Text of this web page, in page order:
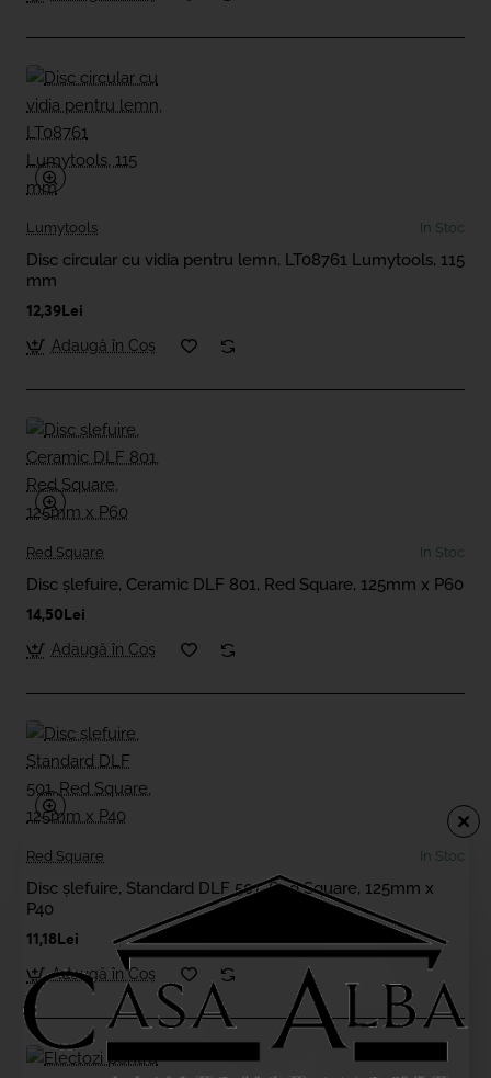
Lumytools In Stoc
Disc circular cu vidia pentru lemn, LT08761 Lumytools, 115
mm
12,39Lei
Adaugă în Coş
Red Square In Stoc
Disc șlefuire, Ceramic DLF 801, Red Square, 125mm x P60
14,50Lei
Adaugă în Coş
Red Square In Stoc
Disc șlefuire, Standard DLF 501, Red Square, 125mm x
P40
11,18Lei
Adaugă în Coş